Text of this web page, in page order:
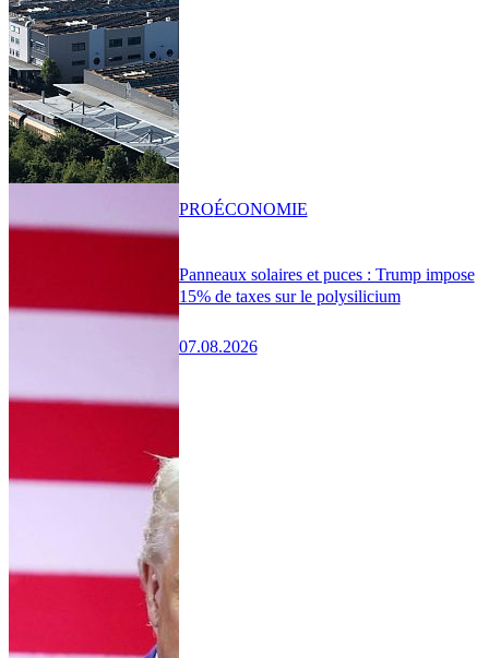
Panneaux solaires et puces : Trump impose
15% de taxes sur le polysilicium
07.08.2026
PROÉCONOMIE